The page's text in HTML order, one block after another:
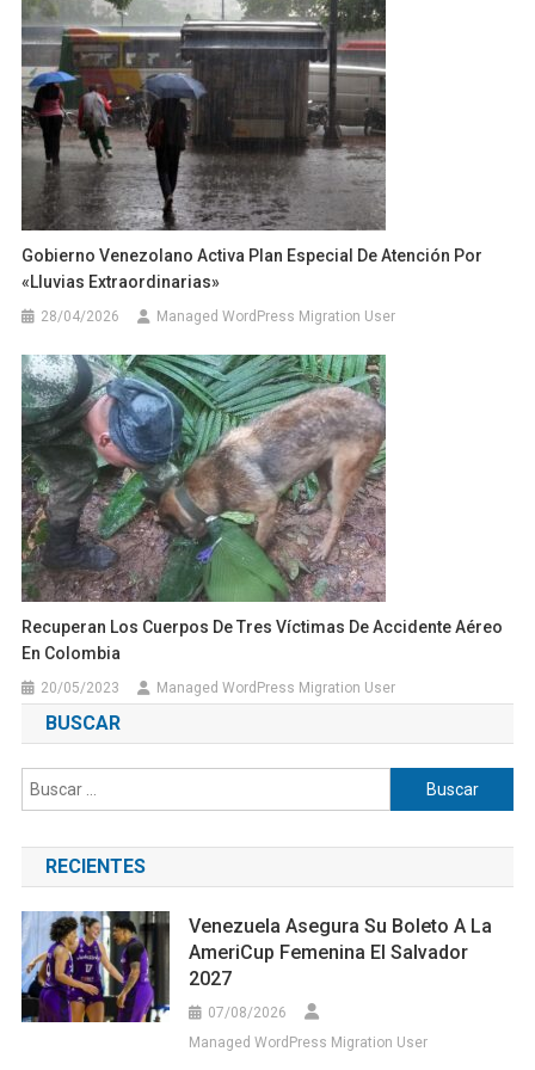
Gobierno Venezolano Activa Plan Especial De Atención Por
«lluvias Extraordinarias»
28/04/2026 Managed WordPress Migration User
Recuperan Los Cuerpos De Tres Víctimas De Accidente Aéreo
En Colombia
20/05/2023 Managed WordPress Migration User
BUSCAR
Buscar:
RECIENTES
Venezuela Asegura Su Boleto A La
AmeriCup Femenina El Salvador
2027
07/08/2026
Managed WordPress Migration User